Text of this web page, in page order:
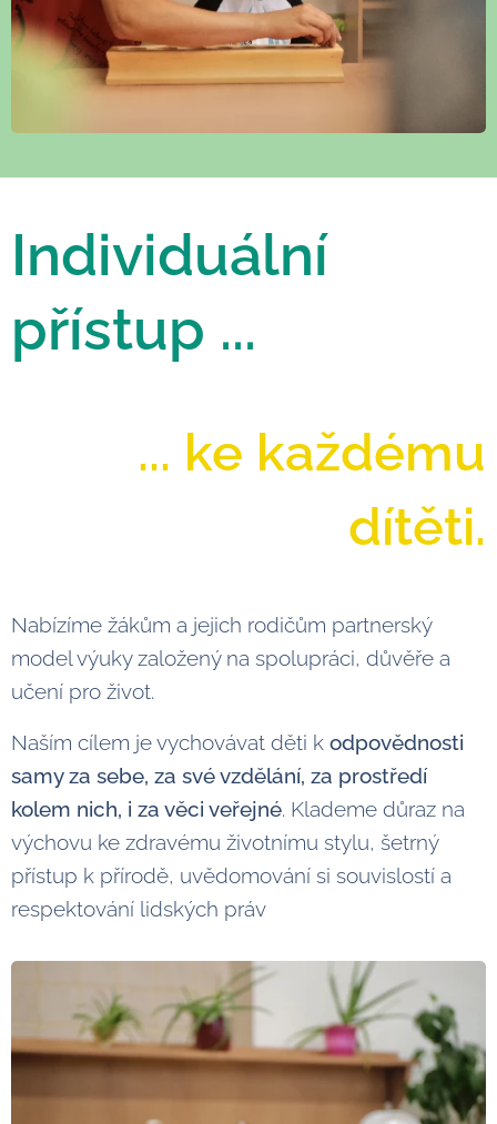
Individuální
přístup ...
... ke každému
dítěti.
Nabízíme žákům a jejich rodičům partnerský
model výuky založený na spolupráci, důvěře a
učení pro život.
Naším cílem je vychovávat děti k odpovědnosti
samy za sebe, za své vzdělání, za prostředí
kolem nich, i za věci veřejné. Klademe důraz na
výchovu ke zdravému životnímu stylu, šetrný
přístup k přírodě, uvědomování si souvislostí a
respektování lidských práv